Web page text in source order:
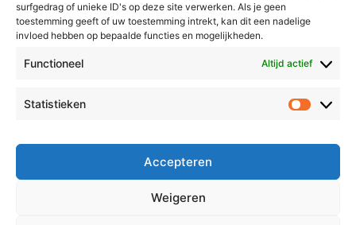
surfgedrag of unieke ID's op deze site verwerken. Als je geen
toestemming geeft of uw toestemming intrekt, kan dit een nadelige
invloed hebben op bepaalde functies en mogelijkheden.
Functioneel Altijd actief
Statistieken
Accepteren
Weigeren
Leudal
Maasgouw
Echt-Susteren
Roermond
Radio & TV